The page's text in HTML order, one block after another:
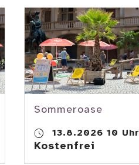
Sommeroase
13.8.2026 10 Uhr
Kostenfrei